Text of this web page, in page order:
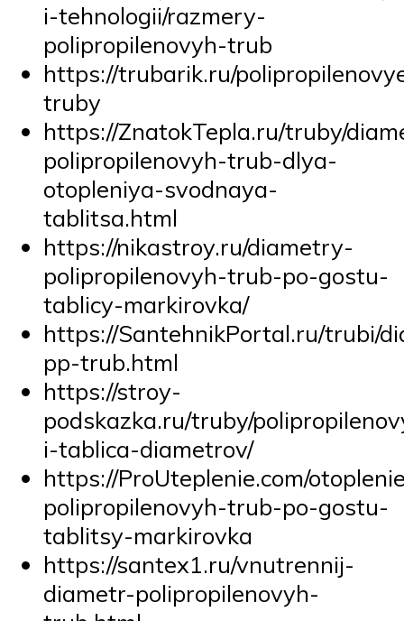
i-tehnologii/razmery-
polipropilenovyh-trub
https://trubarik.ru/
truby
https://ZnatokTepla.ru/truby/
polipropilenovyh-trub-dlya-
otopleniya-svodnaya-
tablitsa.html
https://nikastroy.ru/diametry-
polipropilenovyh-trub-po-gostu-
tablicy-markirovka/
https://SantehnikPortal.ru/trubi/
pp-trub.html
https://stroy-
podskazka.ru/truby/
i-tablica-diametrov/
https://ProUteplenie.com/
polipropilenovyh-trub-po-gostu-
tablitsy-markirovka
https://santex1.ru/vnutrennij-
diametr-polipropilenovyh-